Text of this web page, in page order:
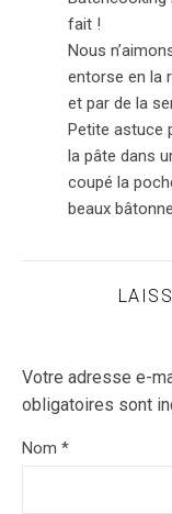
fait !
Nous
entorse en la
et par de la
Petite astuce
la pâte dans
coupé la
beaux
Votre adresse e-
obligatoires sont
Nom *